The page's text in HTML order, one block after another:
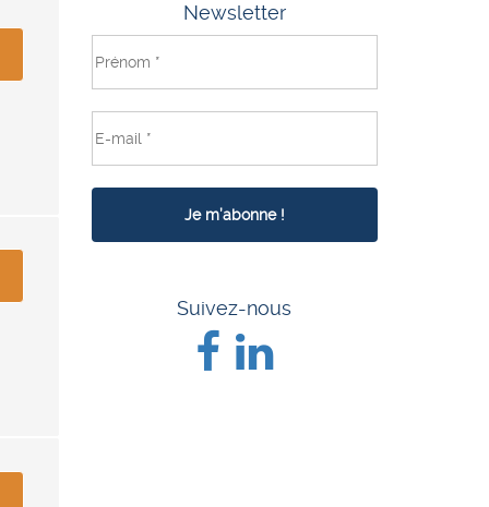
Newsletter
Suivez-nous